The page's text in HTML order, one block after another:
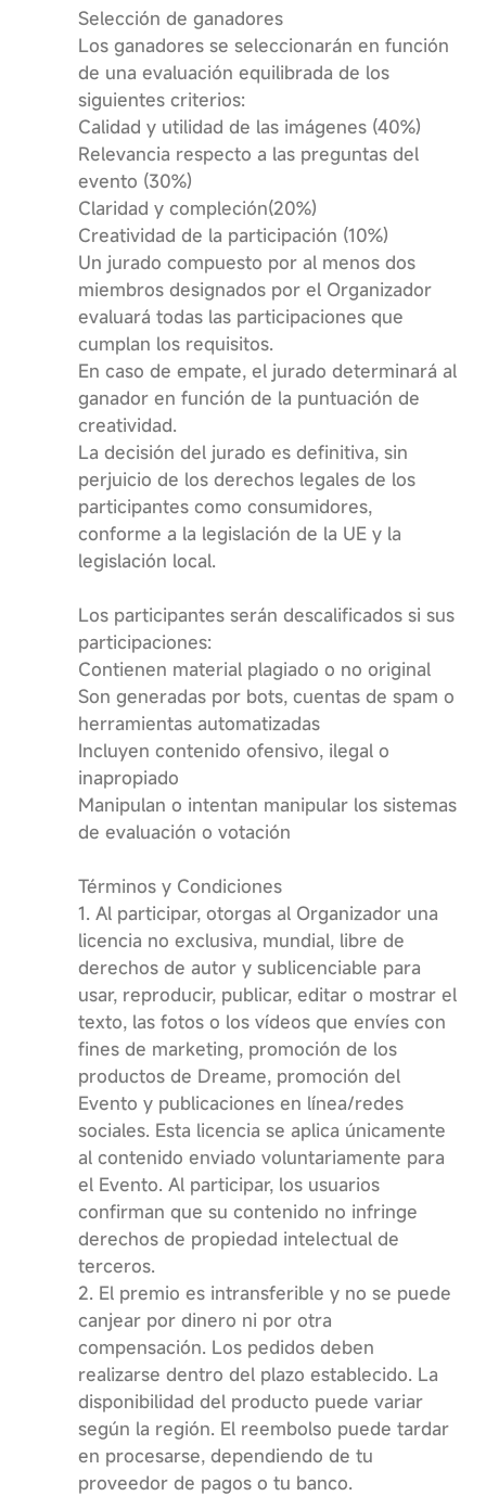
Selección de ganadores
Los ganadores se seleccionarán en función
de una evaluación equilibrada de los
siguientes criterios:
Calidad y utilidad de las imágenes (40%)
Relevancia respecto a las preguntas del
evento (30%)
Claridad y compleción(20%)
Creatividad de la participación (10%)
Un jurado compuesto por al menos dos
miembros designados por el Organizador
evaluará todas las participaciones que
cumplan los requisitos.
En caso de empate, el jurado determinará al
ganador en función de la puntuación de
creatividad.
La decisión del jurado es definitiva, sin
perjuicio de los derechos legales de los
participantes como consumidores,
conforme a la legislación de la UE y la
legislación local.
Los participantes serán descalificados si sus
participaciones:
Contienen material plagiado o no original
Son generadas por bots, cuentas de spam o
herramientas automatizadas
Incluyen contenido ofensivo, ilegal o
inapropiado
Manipulan o intentan manipular los sistemas
de evaluación o votación
Términos y Condiciones
1. Al participar, otorgas al Organizador una
licencia no exclusiva, mundial, libre de
derechos de autor y sublicenciable para
usar, reproducir, publicar, editar o mostrar el
texto, las fotos o los vídeos que envíes con
fines de marketing, promoción de los
productos de Dreame, promoción del
Evento y publicaciones en línea/redes
sociales. Esta licencia se aplica únicamente
al contenido enviado voluntariamente para
el Evento. Al participar, los usuarios
confirman que su contenido no infringe
derechos de propiedad intelectual de
terceros.
2. El premio es intransferible y no se puede
canjear por dinero ni por otra
compensación. Los pedidos deben
realizarse dentro del plazo establecido. La
disponibilidad del producto puede variar
según la región. El reembolso puede tardar
en procesarse, dependiendo de tu
proveedor de pagos o tu banco.